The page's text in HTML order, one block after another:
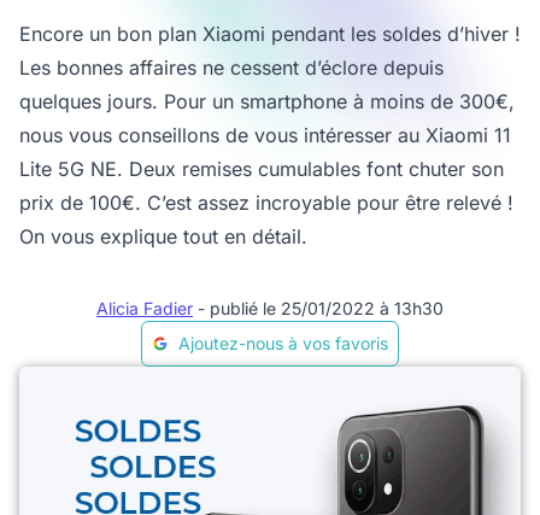
Encore un bon plan Xiaomi pendant les soldes d’hiver !
Les bonnes affaires ne cessent d’éclore depuis
quelques jours. Pour un smartphone à moins de 300€,
nous vous conseillons de vous intéresser au Xiaomi 11
Lite 5G NE. Deux remises cumulables font chuter son
prix de 100€. C’est assez incroyable pour être relevé !
On vous explique tout en détail.
Alicia Fadier - publié le 25/01/2022 à 13h30
Ajoutez-nous à vos favoris